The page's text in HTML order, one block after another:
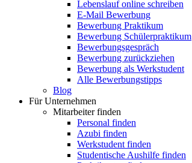
Lebenslauf online schreiben
E-Mail Bewerbung
Bewerbung Praktikum
Bewerbung Schülerpraktikum
Bewerbungsgespräch
Bewerbung zurückziehen
Bewerbung als Werkstudent
Alle Bewerbungstipps
Blog
Für Unternehmen
Mitarbeiter finden
Personal finden
Azubi finden
Werkstudent finden
Studentische Aushilfe finden